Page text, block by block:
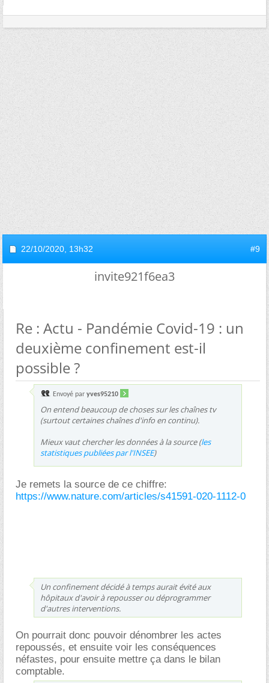
22/10/2020, 13h32 #9
invite921f6ea3
Re : Actu - Pandémie Covid-19 : un
deuxième confinement est-il
possible ?
Envoyé par yves95210
On entend beaucoup de choses sur les chaînes tv
(surtout certaines chaînes d'info en continu).
Mieux vaut chercher les données à la source (les
statistiques publiées par l'INSEE)
Je remets la source de ce chiffre:
https://www.nature.com/articles/s41591-020-1112-0
Un confinement décidé à temps aurait évité aux
hôpitaux d'avoir à repousser ou déprogrammer
d'autres interventions.
On pourrait donc pouvoir dénombrer les actes
repoussés, et ensuite voir les conséquences
néfastes, pour ensuite mettre ça dans le bilan
comptable.